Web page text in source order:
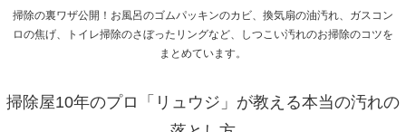
掃除の裏ワザ公開！お風呂のゴムパッキンのカビ、換気扇の油汚れ、ガスコン
ロの焦げ、トイレ掃除のさぼったリングなど、しつこい汚れのお掃除のコツを
まとめています。
掃除屋10年のプロ「リュウジ」が教える本当の汚れの